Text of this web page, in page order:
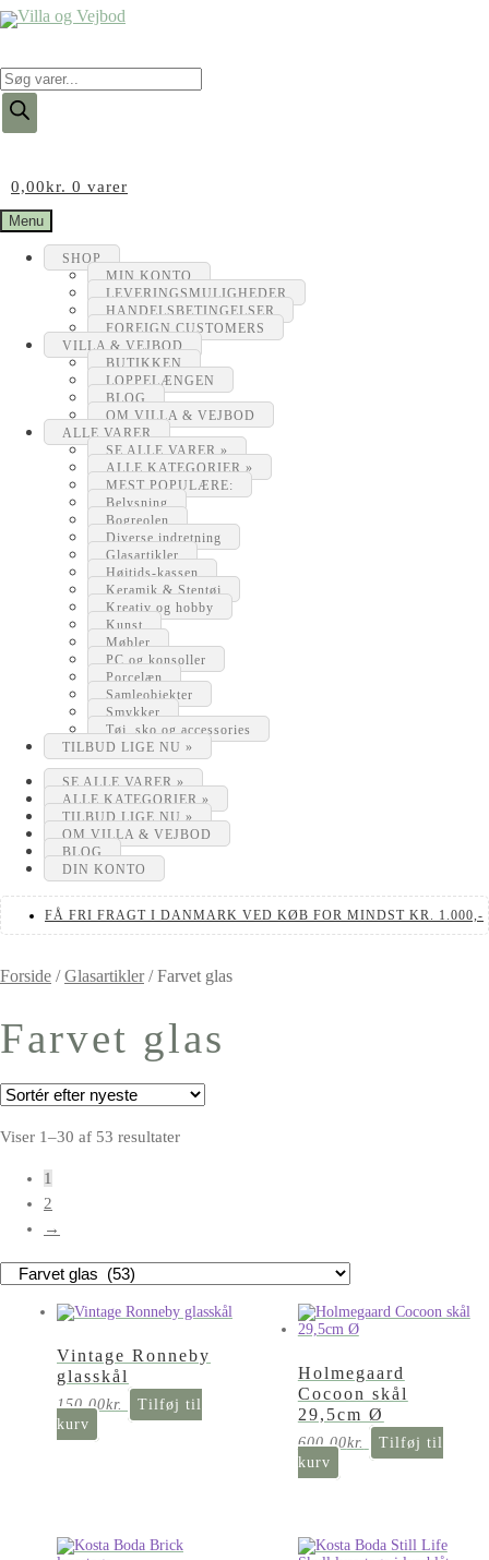
Products
search
0,00kr. 0 varer
Menu
SHOP
MIN KONTO
LEVERINGSMULIGHEDER
HANDELSBETINGELSER
FOREIGN CUSTOMERS
VILLA & VEJBOD
BUTIKKEN
LOPPELÆNGEN
BLOG
OM VILLA & VEJBOD
ALLE VARER
SE ALLE VARER »
ALLE KATEGORIER »
MEST POPULÆRE:
Belysning
Bogreolen
Diverse indretning
Glasartikler
Højtids-kassen
Keramik & Stentøj
Kreativ og hobby
Kunst
Møbler
PC og konsoller
Porcelæn
Samleobjekter
Smykker
Tøj, sko og accessories
TILBUD LIGE NU »
SE ALLE VARER »
ALLE KATEGORIER »
TILBUD LIGE NU »
OM VILLA & VEJBOD
BLOG
DIN KONTO
FÅ FRI FRAGT I DANMARK VED KØB FOR MINDST KR. 1.000,-
Forside /Glasartikler/Farvet glas
Farvet glas
Viser 1–30 af 53 resultaterSorteret
1
2
→
Vintage Ronneby
glasskål
150,00kr.
Tilføj til
kurv
Holmegaard
Cocoon skål
29,5cm Ø
600,00kr.
Tilføj til
kurv